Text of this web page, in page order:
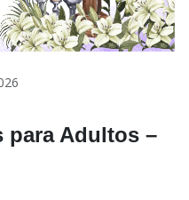
para Adultos –